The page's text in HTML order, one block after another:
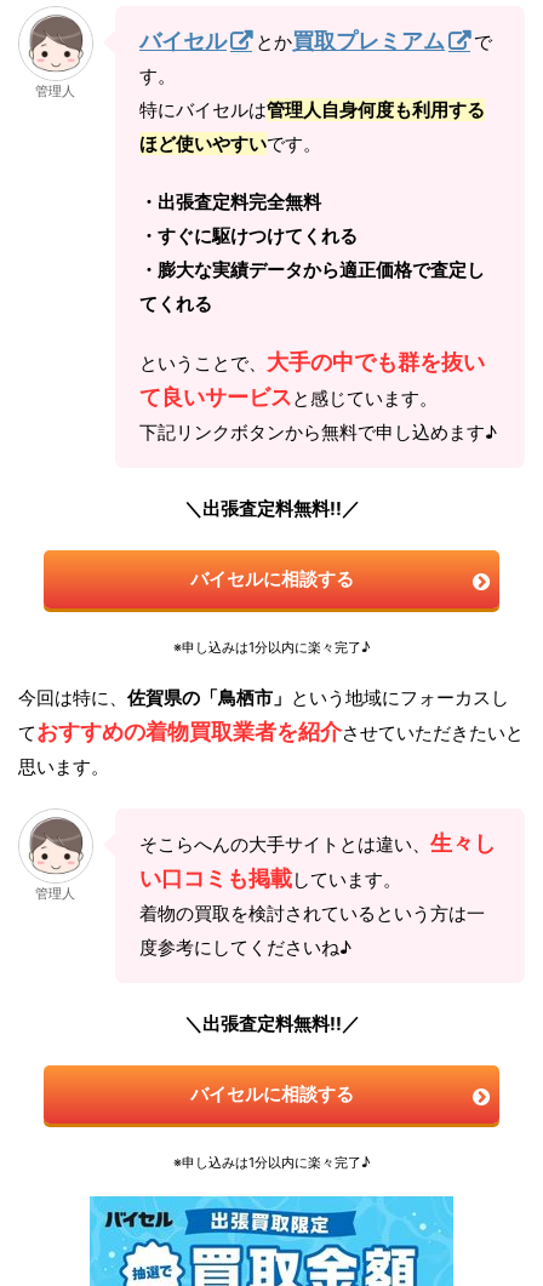
管理人
バイセル とか買取プレミアム
で
す。
特にバイセルは管理人自身何度も利用する
ほど使いやすいです。
・出張査定料完全無料
・すぐに駆けつけてくれる
・膨大な実績データから適正価格で査定し
てくれる
ということで、 大手の中でも群を抜い
て良いサービスと感じています。
下記リンクボタンから無料で申し込めます♪
＼出張査定料無料!!／
バイセルに相談する
※申し込みは1分以内に楽々完了♪
今回は特に、 佐賀県の「鳥栖市」 という地域にフォーカスし
ておすすめの着物買取業者を紹介させていただきたいと
思います。
管理人
そこらへんの大手サイトとは違い、 生々し
い口コミも掲載しています。
着物の買取を検討されているという方は一
度参考にしてくださいね♪
＼出張査定料無料!!／
バイセルに相談する
※申し込みは1分以内に楽々完了♪